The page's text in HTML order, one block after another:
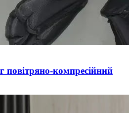
повітряно-компресійний